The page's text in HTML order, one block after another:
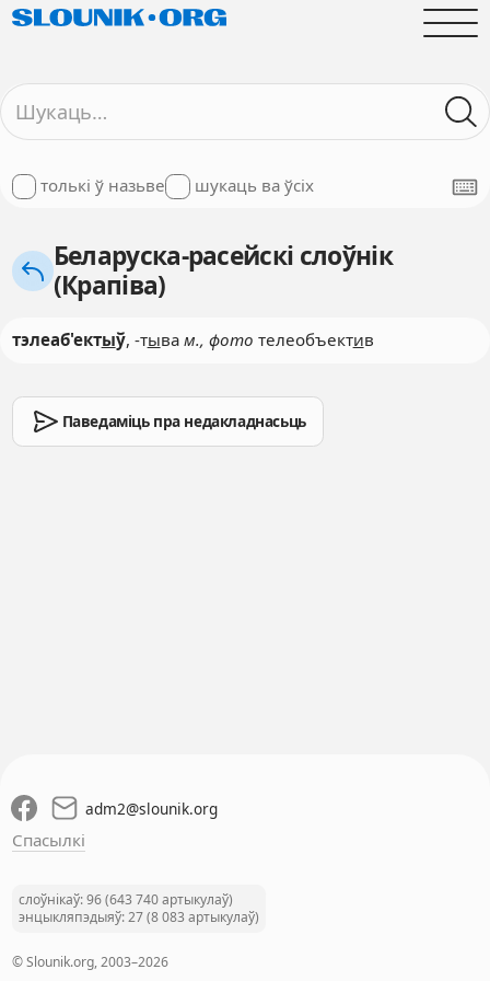
толькі ў назьве шукаць ва ўсіх
Беларуска-расейскі слоўнік
(Крапіва)
тэлеаб'ектыў, -тыва м., фото телеобъектив
Паведаміць пра недакладнасьць
adm2@slounik.org
Спасылкі
слоўнікаў: 96 (643 740 артыкулаў)
энцыкляпэдыяў: 27 (8 083 артыкулаў)
© Slounik.org, 2003–2026